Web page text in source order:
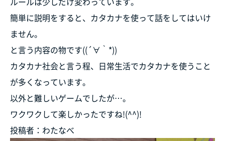
簡単に説明をすると、カタカナを使って話をしてはいけ
ません。
と言う内容の物です((´∀｀*))
カタカナ社会と言う程、日常生活でカタカナを使うこと
が多くなっています。
以外と難しいゲームでしたが…。
ワクワクして楽しかったですね!(^^)!
投稿者：わたなべ